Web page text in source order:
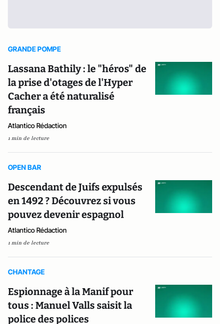
GRANDE POMPE
Lassana Bathily : le "héros" de
la prise d'otages de l'Hyper
Cacher a été naturalisé
français
Atlantico Rédaction
1 min de lecture
OPEN BAR
Descendant de Juifs expulsés
en 1492 ? Découvrez si vous
pouvez devenir espagnol
Atlantico Rédaction
1 min de lecture
CHANTAGE
Espionnage à la Manif pour
tous : Manuel Valls saisit la
police des polices